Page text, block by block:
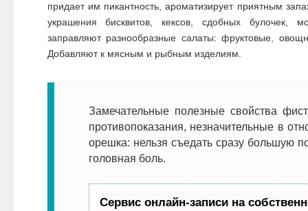
придает им пикантность, ароматизирует приятным
украшения бисквитов, кексов, сдобных булочек,
заправляют разнообразные салаты: фруктовые,
Добавляют к мясным и рыбным изделиям.
Замечательные полезные свойства
противопоказания, незначительные в
орешка: нельзя съедать сразу большую
головная боль.
Сервис онлайн-записи на